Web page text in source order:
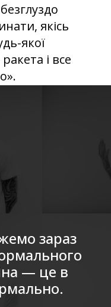
якісь
якої
і все
зараз
— це в